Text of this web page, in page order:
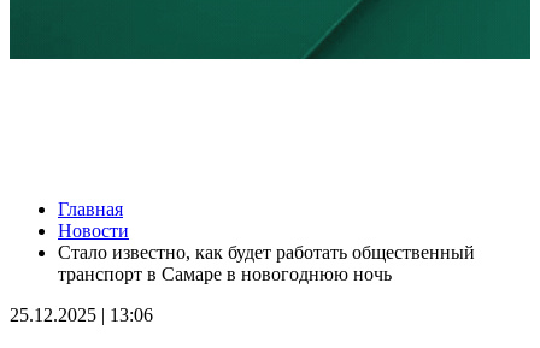
Самарскую область накроет гроза с градом 8 августа
08.08.2026 | 14:13
Самарцам покажут фильм о жизни и трагической гибели
Ивана Блока
Стали известны подробности столкновения катера и лодки в
Главная
Новости
Стало известно, как будет работать общественный
транспорт в Самаре в новогоднюю ночь
25.12.2025 | 13:06